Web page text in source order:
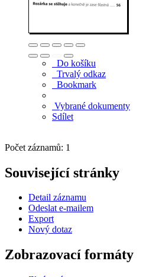
Do košíku
Trvalý odkaz
Bookmark
Vybrané dokumenty
Sdílet
Počet záznamů: 1
Související stránky
Detail záznamu
Odeslat e-mailem
Export
Nový dotaz
Zobrazovací formáty